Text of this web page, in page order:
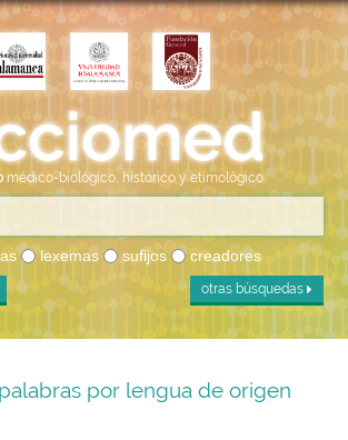
médico-biológico, histórico y etimológico
lexemas sufijos creadores
otras búsquedas
por lengua de origen